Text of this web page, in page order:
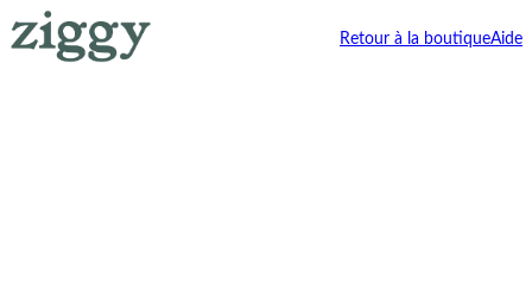
Retour à la boutiqueAide